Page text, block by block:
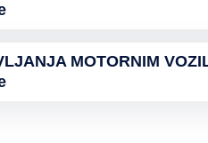
MOTORNIM